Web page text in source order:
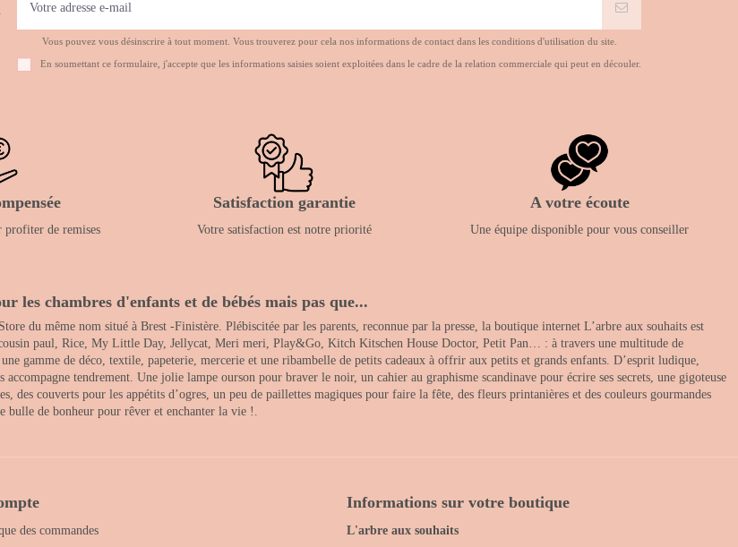
Vous pouvez vous désinscrire à tout moment. Vous trouverez pour cela nos informations de contact dans les conditions d'utilisation du site.
En soumettant ce formulaire, j'accepte que les informations saisies soient exploitées dans le cadre de la relation commerciale qui peut en découler.
profiter de remises
Satisfaction garantie
Votre satisfaction est notre priorité
A votre écoute
Une équipe disponible pour vous conseiller
les chambres d'enfants et de bébés mais pas que...
du même nom situé à Brest -Finistère. Plébiscitée par les parents, reconnue par la presse, la boutique internet L’arbre aux souhaits est
paul, Rice, My Little Day, Jellycat, Meri meri, Play&Go, Kitch Kitschen House Doctor, Petit Pan… : à travers une multitude de
gamme de déco, textile, papeterie, mercerie et une ribambelle de petits cadeaux à offrir aux petits et grands enfants. D’esprit ludique,
tendrement. Une jolie lampe ourson pour braver le noir, un cahier au graphisme scandinave pour écrire ses secrets, une gigoteuse
des couverts pour les appétits d’ogres, un peu de paillettes magiques pour faire la fête, des fleurs printanières et des couleurs gourmandes
de bonheur pour rêver et enchanter la vie !.
des commandes
Informations sur votre boutique
L'arbre aux souhaits